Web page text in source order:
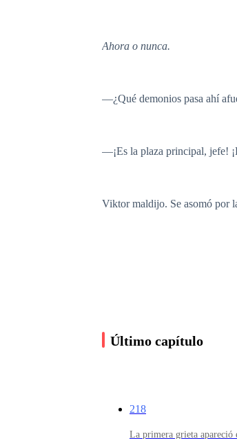
Ahora o nunca.
—¿Qué demonios pasa ahí
—¡Es la plaza principal, jefe!
Viktor maldijo. Se asomó por
Aria giró su cuerpo y se
Viktor la golpeó. Su cabeza
Último capítulo
218
La primera grieta apareció